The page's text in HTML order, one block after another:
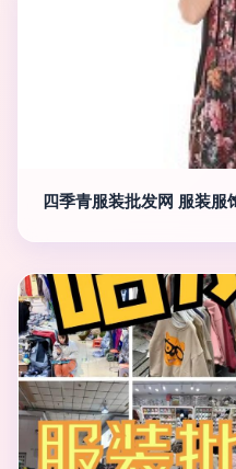
四季青服装批发网 服装服